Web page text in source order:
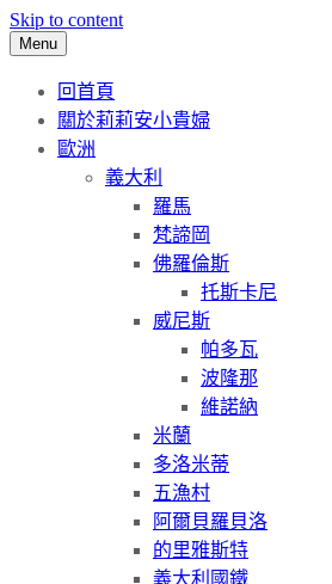
Skip to content
Menu
回首頁
關於莉莉安小貴婦
歐洲
義大利
羅馬
梵諦岡
佛羅倫斯
托斯卡尼
威尼斯
帕多瓦
波隆那
維諾納
米蘭
多洛米蒂
五漁村
阿爾貝羅貝洛
的里雅斯特
義大利國鐵